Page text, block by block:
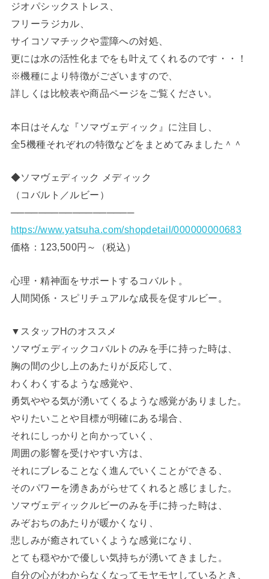
ジオパシックストレス、
フリーラジカル、
サイコソマチックや霊障への対処、
更には水の活性化までをも叶えてくれるのです・・！
※機種により特徴がございますので、
詳しくは比較表や商品ページをご覧ください。
本日はそんな『ソマヴェディック』に注目し、
全5機種それぞれの特徴などをまとめてみました＾＾
◆ソマヴェディック メディック
（コバルト／ルビー）
──────────────────
https://www.yatsuha.com/shopdetail/000000000683
価格：123,500円～（税込）
心理・精神面をサポートするコバルト。
人間関係・スピリチュアルな成長を促すルビー。
▼スタッフHのオススメ
ソマヴェディックコバルトのみを手に持った時は、
胸の間の少し上のあたりが反応して、
わくわくするような感覚や、
勇気ややる気が湧いてくるような感覚がありました。
やりたいことや目標が明確にある場合、
それにしっかりと向かっていく、
周囲の影響を受けやすい方は、
それにブレることなく進んでいくことができる、
そのパワーを湧きあがらせてくれると感じました。
ソマヴェディックルビーのみを手に持った時は、
みぞおちのあたりが暖かくなり、
悲しみが癒されていくような感覚になり、
とても穏やかで優しい気持ちが湧いてきました。
自分の心がわからなくなってモヤモヤしているとき、